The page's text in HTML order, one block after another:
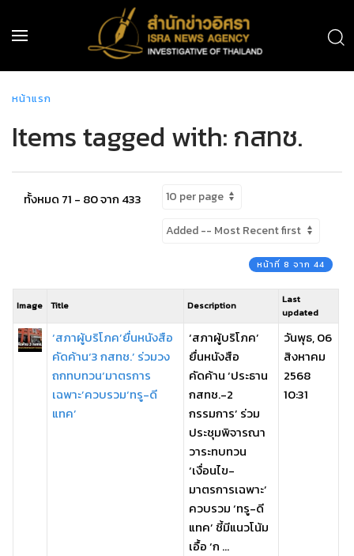
หน้าแรก
Items tagged with: กสทช.
ทั้งหมด 71 - 80 จาก 433
หน้าที่ 8 จาก 44
Image Title Description
Last
updated
‘สภาผู้บริโภค’ยื่นหนังสือ
คัดค้าน‘3 กสทช.’ ร่วมวง
ถกทบทวน‘มาตรการ
เฉพาะ’ควบรวม‘ทรู-ดี
แทค’
‘สภาผู้บริโภค’
ยื่นหนังสือ
คัดค้าน ‘ประธาน
กสทช.-2
กรรมการ’ ร่วม
ประชุมพิจารณา
วาระทบทวน
‘เงื่อนไข-
มาตรการเฉพาะ’
ควบรวม ‘ทรู-ดี
แทค’ ชี้มีแนวโน้ม
เอื้อ ‘ก ...
วันพุธ, 06
สิงหาคม
2568
10:31